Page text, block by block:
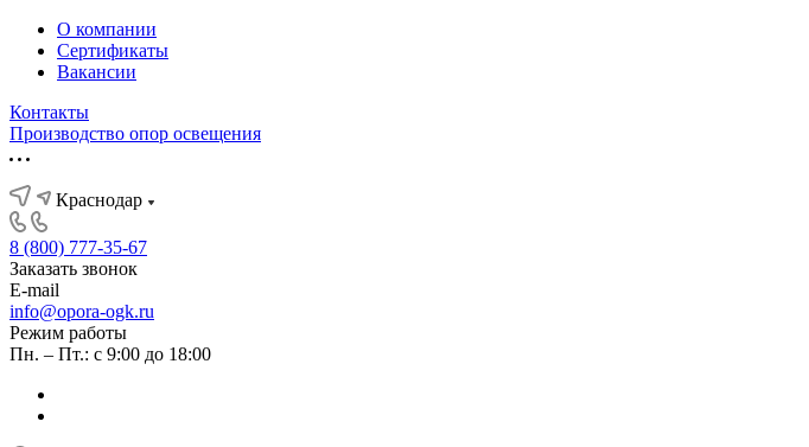
О компании
Сертификаты
Вакансии
Контакты
Производство опор освещения
Краснодар
8 (800) 777-35-67
Заказать звонок
E-mail
info@opora-ogk.ru
Режим работы
Пн. – Пт.: с 9:00 до 18:00